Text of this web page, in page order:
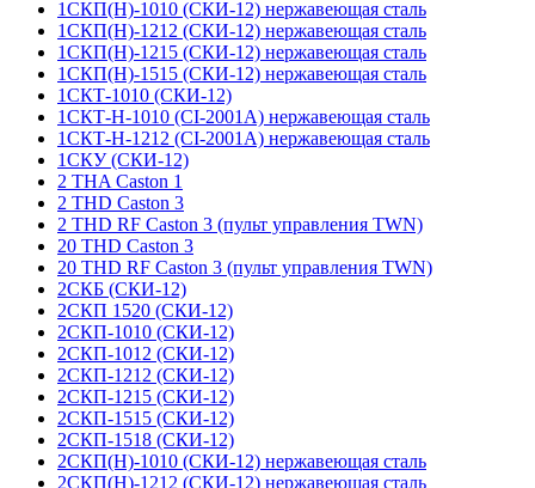
1СКП(Н)-1010 (СКИ-12) нержавеющая сталь
1СКП(Н)-1212 (СКИ-12) нержавеющая сталь
1СКП(Н)-1215 (СКИ-12) нержавеющая сталь
1СКП(Н)-1515 (СКИ-12) нержавеющая сталь
1СКТ-1010 (СКИ-12)
1СКТ-Н-1010 (CI-2001A) нержавеющая сталь
1СКТ-Н-1212 (CI-2001A) нержавеющая сталь
1СКУ (СКИ-12)
2 THA Caston 1
2 THD Caston 3
2 THD RF Caston 3 (пульт управления TWN)
20 THD Caston 3
20 THD RF Caston 3 (пульт управления TWN)
2СКБ (СКИ-12)
2СКП 1520 (СКИ-12)
2СКП-1010 (СКИ-12)
2СКП-1012 (СКИ-12)
2СКП-1212 (СКИ-12)
2СКП-1215 (СКИ-12)
2СКП-1515 (СКИ-12)
2СКП-1518 (СКИ-12)
2СКП(Н)-1010 (СКИ-12) нержавеющая сталь
2СКП(Н)-1212 (СКИ-12) нержавеющая сталь